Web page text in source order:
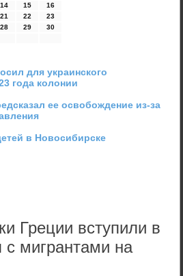
14 15
16
21 22
23
28 29
30
для украинского
года колонии
ее освобождение из-за
в Новосибирске
Греции вступили в
с мигрантами на